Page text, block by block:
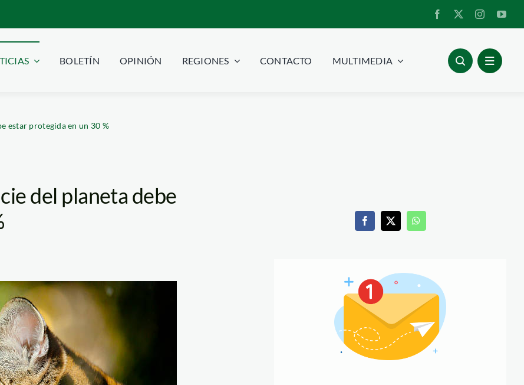
BOLETÍN OPINIÓN REGIONES CONTACTO MULTIMEDIA
estar protegida en un 30 %
del planeta debe